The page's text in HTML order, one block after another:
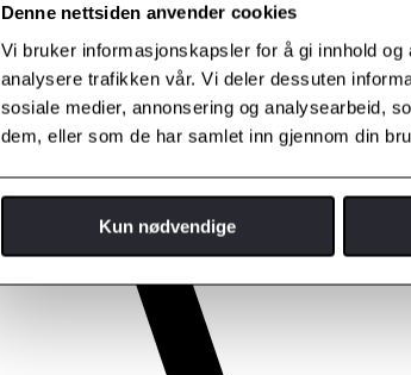
Denne nettsiden anvender cookies
Vi bruker informasjonskapsler for å gi innhold
analysere trafikken vår. Vi deler dessuten
sosiale medier, annonsering og analysearbeid,
dem, eller som de har samlet inn gjennom din
Kun nødvendige